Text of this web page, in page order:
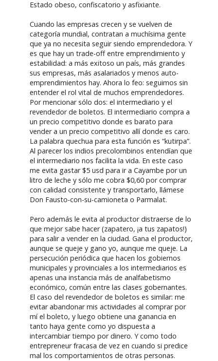
Estado obeso, confiscatorio y asfixiante.
Cuando las empresas crecen y se vuelven de
categoría mundial, contratan a muchísima gente
que ya no necesita seguir siendo emprendedora. Y
es que hay un trade-off entre emprendimiento y
estabilidad: a más exitoso un país, más grandes
sus empresas, más asalariados y menos auto-
emprendimientos hay. Ahora lo feo: seguimos sin
entender el rol vital de muchos emprendedores.
Por mencionar sólo dos: el intermediario y el
revendedor de boletos. El intermediario compra a
un precio competitivo donde es barato para
vender a un precio competitivo allí donde es caro.
La palabra quechua para esta función es “kutirpa”.
Al parecer los indios precolombinos entendían que
el intermediario nos facilita la vida. En este caso
me evita gastar $5 usd para ir a Cayambe por un
litro de leche y sólo me cobra $0,60 por comprar
con calidad consistente y transportarlo, llámese
Don Fausto-con-su-camioneta o Parmalat.
Pero además le evita al productor distraerse de lo
que mejor sabe hacer (zapatero, ¡a tus zapatos!)
para salir a vender en la ciudad. Gana el productor,
aunque se queje y gano yo, aunque me queje. La
persecución periódica que hacen los gobiernos
municipales y provinciales a los intermediarios es
apenas una instancia más de analfabetismo
económico, común entre las clases gobernantes.
El caso del revendedor de boletos es similar: me
evitar abandonar mis actividades al comprar por
mí el boleto, y luego obtiene una ganancia en
tanto haya gente como yo dispuesta a
intercambiar tiempo por dinero. Y como todo
entrepreneur fracasa de vez en cuando si predice
mal los comportamientos de otras personas.